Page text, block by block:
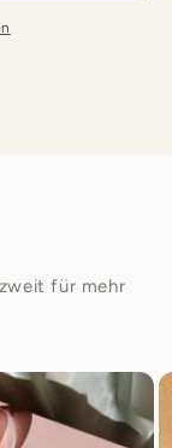
für mehr